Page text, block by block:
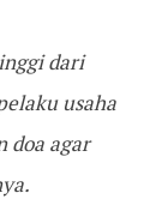
dari
usaha
doa agar